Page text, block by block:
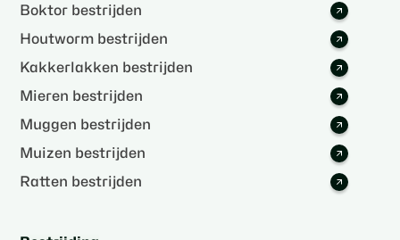
Boktor bestrijden
Houtworm bestrijden
Kakkerlakken bestrijden
Mieren bestrijden
Muggen bestrijden
Muizen bestrijden
Ratten bestrijden